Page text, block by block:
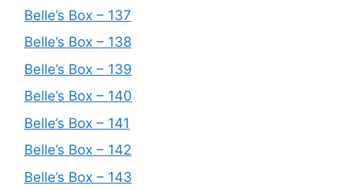
Belle’s Box – 137
Belle’s Box – 138
Belle’s Box – 139
Belle’s Box – 140
Belle’s Box – 141
Belle’s Box – 142
Belle’s Box – 143